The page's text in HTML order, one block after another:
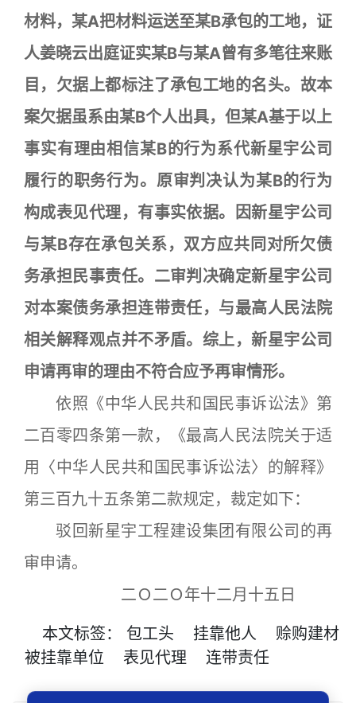
材料，某A把材料运送至某B承包的工地，证
人姜晓云出庭证实某B与某A曾有多笔往来账
目，欠据上都标注了承包工地的名头。故本
案欠据虽系由某B个人出具，但某A基于以上
事实有理由相信某B的行为系代新星宇公司
履行的职务行为。原审判决认为某B的行为
构成表见代理，有事实依据。因新星宇公司
与某B存在承包关系，双方应共同对所欠债
务承担民事责任。二审判决确定新星宇公司
对本案债务承担连带责任，与最高人民法院
相关解释观点并不矛盾。综上，新星宇公司
申请再审的理由不符合应予再审情形。
依照《中华人民共和国民事诉讼法》第
二百零四条第一款，《最高人民法院关于适
用〈中华人民共和国民事诉讼法〉的解释》
第三百九十五条第二款规定，裁定如下：
驳回新星宇工程建设集团有限公司的再
审申请。
二Ｏ二Ｏ年十二月十五日
本文标签： 包工头 挂靠他人
赊购建材
被挂靠单位
表见代理 连带责任